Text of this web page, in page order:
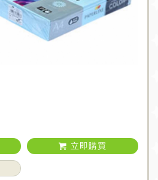
立即購買